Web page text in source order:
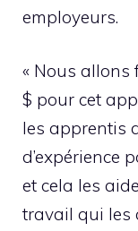
employeurs.
« Nous allons
$ pour cet
les apprentis
d’expérience
et cela les
travail qui les